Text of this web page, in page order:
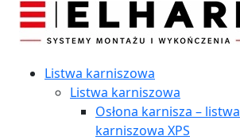
Listwa karniszowa
Listwa karniszowa
Osłona karnisza – listwa
karniszowa XPS